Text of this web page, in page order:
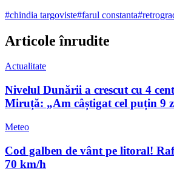
#chindia targoviste#farul constanta#
Articole înrudite
Actualitate
Nivelul Dunării a crescut cu 4
Miruță: „Am câștigat cel puțin 9
Meteo
Cod galben de vânt pe litoral!
70 km/h